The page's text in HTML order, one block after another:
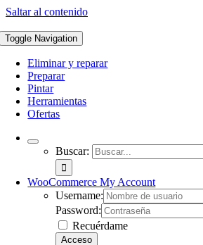
Saltar al contenido
Toggle Navigation
Eliminar y reparar
Preparar
Pintar
Herramientas
Ofertas
Buscar:
WooCommerce My Account
Username:
Password:
Recuérdame